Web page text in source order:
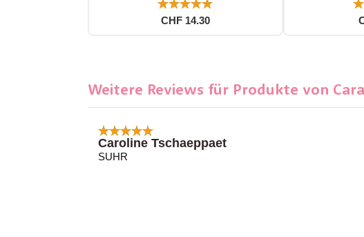
CHF 14.30
Weitere Reviews für Produkte von
Caroline Tschaeppaet
SUHR